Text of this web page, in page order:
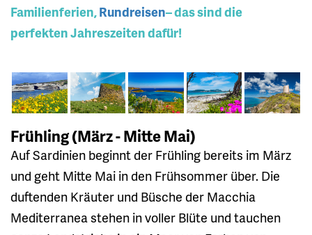
Familienferien,Rundreisen– das sind die
perfekten Jahreszeiten dafür!
Frühling (März - Mitte Mai)
Auf Sardinien beginnt der Frühling bereits im März
und geht Mitte Mai in den Frühsommer über. Die
duftenden Kräuter und Büsche der Macchia
Mediterranea stehen in voller Blüte und tauchen